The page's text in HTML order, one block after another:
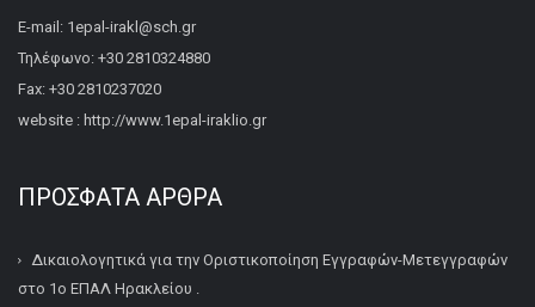
E-mail: 1epal-irakl@sch.gr
Τηλέφωνο: +30 2810324880
Fax: +30 2810237020
website : http://www.1epal-iraklio.gr
ΠΡΌΣΦΑΤΑ ΆΡΘΡΑ
Δικαιολογητικά για την Οριστικοποίηση Εγγραφών-Μετεγγραφών
στο 1ο ΕΠΑΛ Ηρακλείου .